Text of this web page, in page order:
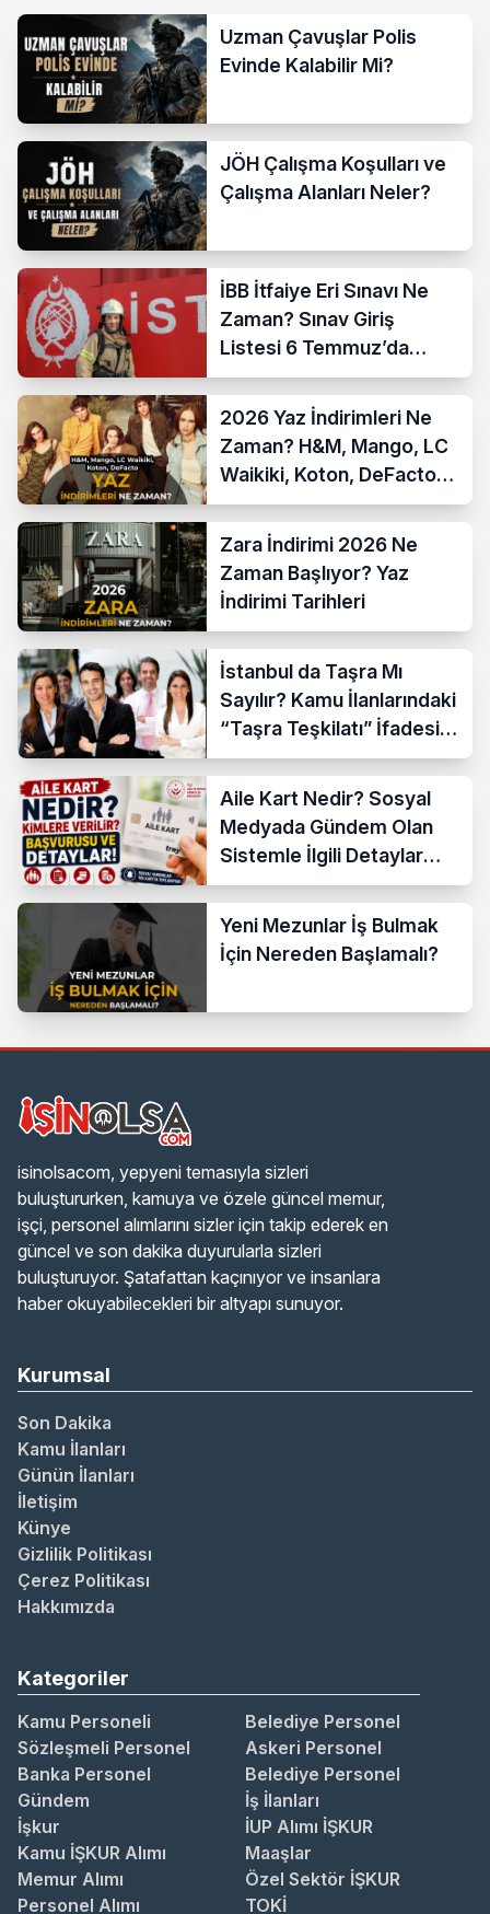
Uzman Çavuşlar Polis
Evinde Kalabilir Mi?
JÖH Çalışma Koşulları ve
Çalışma Alanları Neler?
İBB İtfaiye Eri Sınavı Ne
Zaman? Sınav Giriş
Listesi 6 Temmuz’da
Açıklanıyor
2026 Yaz İndirimleri Ne
Zaman? H&M, Mango, LC
Waikiki, Koton, DeFacto
İndirim Tarihleri
Zara İndirimi 2026 Ne
Zaman Başlıyor? Yaz
İndirimi Tarihleri
İstanbul da Taşra Mı
Sayılır? Kamu İlanlarındaki
“Taşra Teşkilatı” İfadesi
Açıklandı
Aile Kart Nedir? Sosyal
Medyada Gündem Olan
Sistemle İlgili Detaylar
Araştırılıyor
Yeni Mezunlar İş Bulmak
İçin Nereden Başlamalı?
isinolsacom, yepyeni temasıyla sizleri
buluştururken, kamuya ve özele güncel memur,
işçi, personel alımlarını sizler için takip ederek en
güncel ve son dakika duyurularla sizleri
buluşturuyor. Şatafattan kaçınıyor ve insanlara
haber okuyabilecekleri bir altyapı sunuyor.
Kurumsal
Son Dakika
Kamu İlanları
Günün İlanları
İletişim
Künye
Gizlilik Politikası
Çerez Politikası
Hakkımızda
Kategoriler
Kamu Personeli
Belediye Personel
Sözleşmeli Personel
Askeri Personel
Banka Personel
Belediye Personel
Gündem
İş İlanları
İşkur
İUP Alımı İŞKUR
Kamu İŞKUR Alımı
Maaşlar
Memur Alımı
Özel Sektör İŞKUR
Personel Alımı
TOKİ